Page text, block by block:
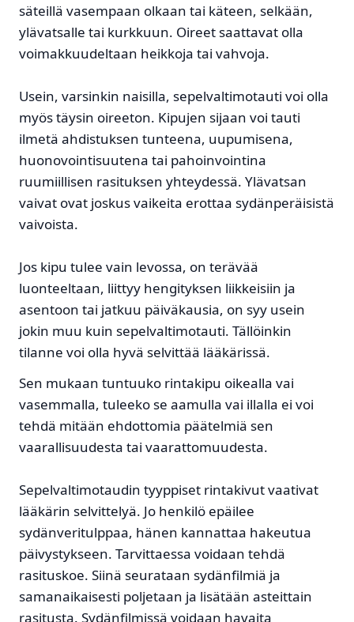
säteillä vasempaan olkaan tai käteen, selkään,
ylävatsalle tai kurkkuun. Oireet saattavat olla
voimakkuudeltaan heikkoja tai vahvoja.
Usein, varsinkin naisilla, sepelvaltimotauti voi olla
myös täysin oireeton. Kipujen sijaan voi tauti
ilmetä ahdistuksen tunteena, uupumisena,
huonovointisuutena tai pahoinvointina
ruumiillisen rasituksen yhteydessä. Ylävatsan
vaivat ovat joskus vaikeita erottaa sydänperäisistä
vaivoista.
Jos kipu tulee vain levossa, on terävää
luonteeltaan, liittyy hengityksen liikkeisiin ja
asentoon tai jatkuu päiväkausia, on syy usein
jokin muu kuin sepelvaltimotauti. Tällöinkin
tilanne voi olla hyvä selvittää lääkärissä.
Sen mukaan tuntuuko rintakipu oikealla vai
vasemmalla, tuleeko se aamulla vai illalla ei voi
tehdä mitään ehdottomia päätelmiä sen
vaarallisuudesta tai vaarattomuudesta.
Sepelvaltimotaudin tyyppiset rintakivut vaativat
lääkärin selvittelyä. Jo henkilö epäilee
sydänveritulppaa, hänen kannattaa hakeutua
päivystykseen. Tarvittaessa voidaan tehdä
rasituskoe. Siinä seurataan sydänfilmiä ja
samanaikaisesti poljetaan ja lisätään asteittain
rasitusta. Sydänfilmissä voidaan havaita